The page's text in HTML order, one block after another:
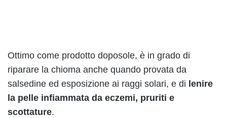
Ottimo come prodotto doposole, è in grado di
riparare la chioma anche quando provata da
salsedine ed esposizione ai raggi solari, e di lenire
la pelle infiammata da eczemi, pruriti e
scottature.